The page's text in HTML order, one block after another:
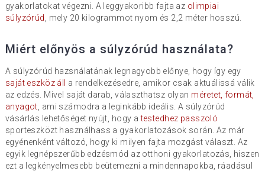
gyakorlatokat végezni. A leggyakoribb fajta az olimpiai
súlyzórúd
, mely 20 kilogrammot nyom és 2,2 méter hosszú.
Miért előnyös a súlyzórúd használata?
A súlyzórúd hazsnálatának legnagyobb előnye, hogy így egy
saját eszköz áll
a rendelkezésedre, amikor csak aktuálissá válik
az edzés. Mivel saját darab, választhatsz olyan méretet, formát,
anyagot , ami számodra a leginkább ideális. A súlyzórúd
vásárlás lehetőséget nyújt, hogy a testedhez passzoló
sporteszközt használhass a gyakorlatozások során. Az már
egyénenként változó, hogy ki milyen fajta mozgást választ. Az
egyik legnépszerűbb edzésmód az otthoni gyakorlatozás, hiszen
ezt a legkényelmesebb beütemezni a mindennapokba, ráadásul